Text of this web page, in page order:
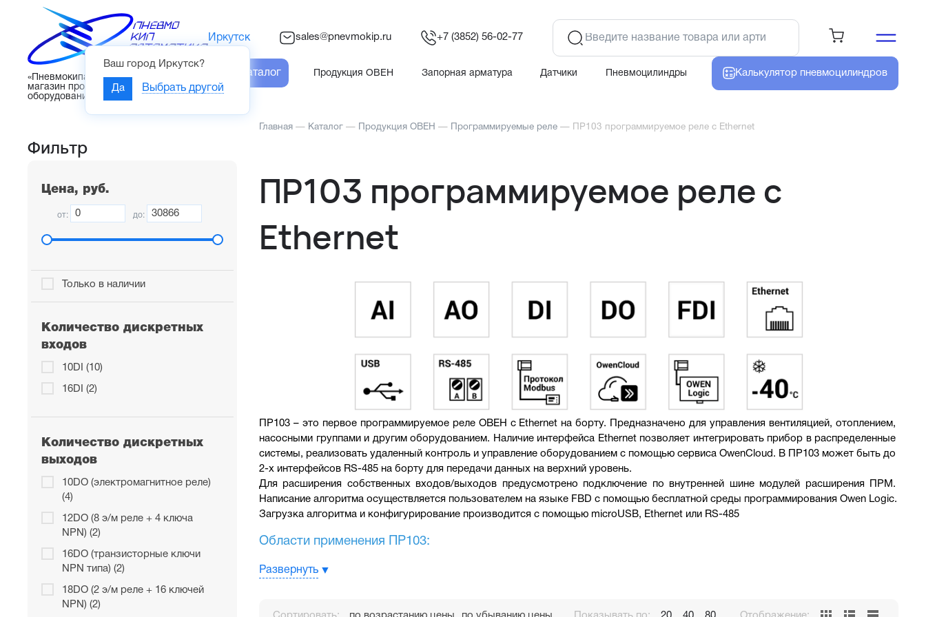
«Пневмокипавтоматика» – интернет-
магазин промышленного
оборудования
Иркутск
Ваш город Иркутск?
Да Выбрать другой
sales@pnevmokip.ru +7 (3852) 56-02-77
Каталог Продукция ОВЕН Запорная арматура Датчики Пневмоцилиндры Калькулятор пневмоцилиндров
Фильтр
Цена, руб.
от: до:
Только в наличии
Количество дискретных
входов
10DI (10)
16DI (2)
Количество дискретных
выходов
10DO (электромагнитное реле)
(4)
12DO (8 э/м реле + 4 ключа
NPN) (2)
16DO (транзисторные ключи
NPN типа) (2)
18DO (2 э/м реле + 16 ключей
NPN) (2)
Главная — Каталог — Продукция ОВЕН — Программируемые реле — ПР103 программируемое реле с Ethernet
ПР103 программируемое реле с
Ethernet
ПР103 – это первое программируемое реле ОВЕН с Ethernet на борту. Предназначено для управления вентиляцией, отоплением,
насосными группами и другим оборудованием. Наличие интерфейса Ethernet позволяет интегрировать прибор в распределенные
системы, реализовать удаленный контроль и управление оборудованием с помощью сервиса OwenCloud. В ПР103 может быть до
2-х интерфейсов RS-485 на борту для передачи данных на верхний уровень.
Для расширения собственных входов/выходов предусмотрено подключение по внутренней шине модулей расширения ПРМ .
Написание алгоритма осуществляется пользователем на языке FBD с помощью бесплатной среды программирования Owen Logic.
Загрузка алгоритма и конфигурирование производится с помощью microUSB, Ethernet или RS-485
Области применения ПР103:
Вентиляция
Развернуть